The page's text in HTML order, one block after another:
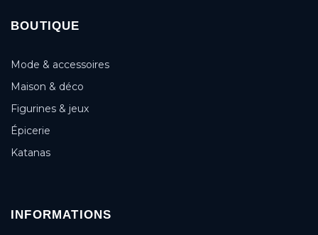
BOUTIQUE
Mode & accessoires
Maison & déco
Figurines & jeux
Épicerie
Katanas
INFORMATIONS